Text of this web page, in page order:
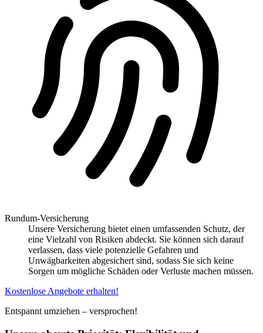
Rundum-Versicherung
Unsere Versicherung bietet einen umfassenden Schutz, der
eine Vielzahl von Risiken abdeckt. Sie können sich darauf
verlassen, dass viele potenzielle Gefahren und
Unwägbarkeiten abgesichert sind, sodass Sie sich keine
Sorgen um mögliche Schäden oder Verluste machen müssen.
Kostenlose Angebote erhalten!
Entspannt umziehen – versprochen!